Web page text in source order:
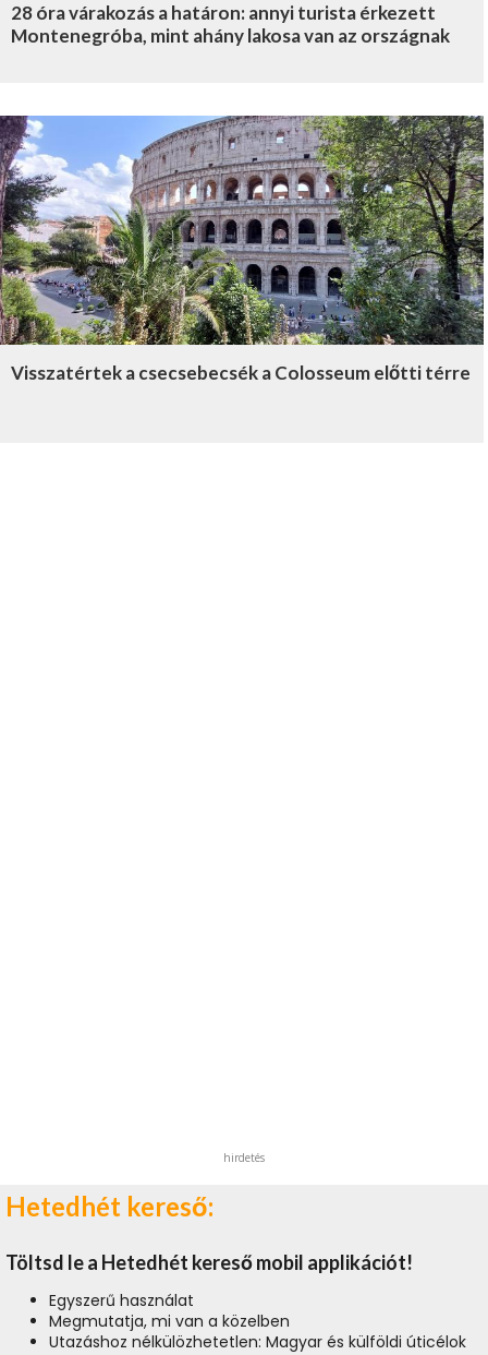
28 óra várakozás a határon: annyi turista érkezett
Montenegróba, mint ahány lakosa van az országnak
Visszatértek a csecsebecsék a Colosseum előtti térre
hirdetés
Hetedhét kereső:
Töltsd le a Hetedhét kereső mobil applikációt!
Egyszerű használat
Megmutatja, mi van a közelben
Utazáshoz nélkülözhetetlen: Magyar és külföldi úticélok